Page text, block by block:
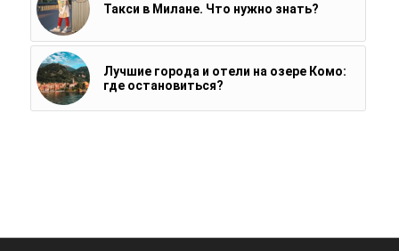
Такси в Милане. Что нужно знать?
Лучшие города и отели на озере Комо:
где остановиться?